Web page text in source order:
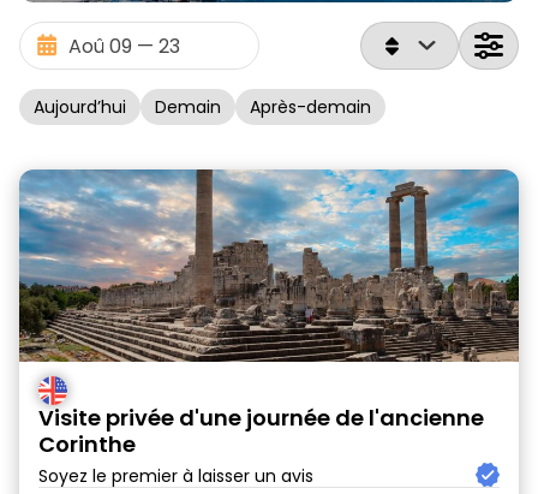
Aujourd’hui Demain Après-demain
Visite privée d'une journée de l'ancienne
Corinthe
Soyez le premier à laisser un avis